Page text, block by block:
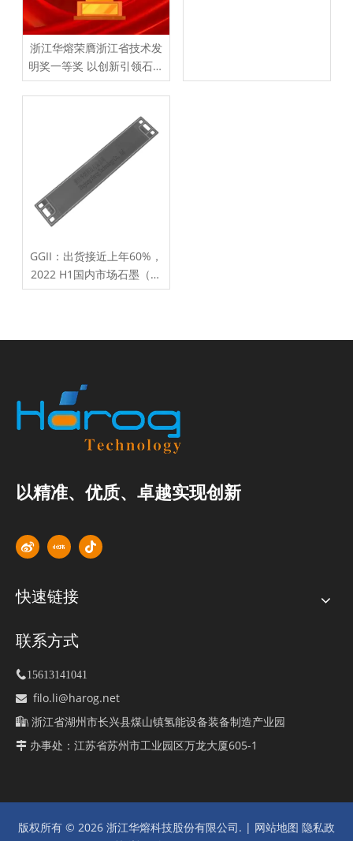
浙江华熔荣膺浙江省技术发
明奖一等奖 以创新引领石墨
材料产业升级
GGII：出货接近上年60%，
2022 H1国内市场石墨（含
复合）板出货TOP5
以精准、优质、卓越实现创新
快速链接
联系方式
15613141041
 filo.li@harog.net
 浙江省湖州市长兴县煤山镇氢能设备装备制造产业园
 办事处：江苏省苏州市工业园区万龙大厦605-1
版权所有 © 2026 浙江华熔科技股份有限公司. | 网站地图 隐私政